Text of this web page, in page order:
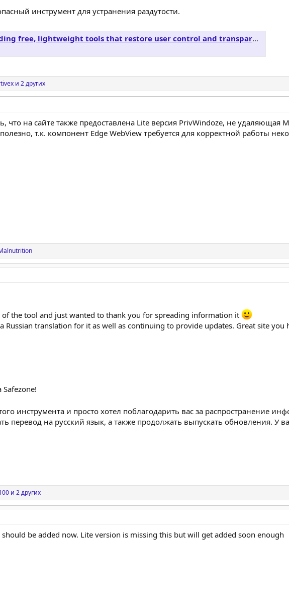
инструмент для устранения раздутости.
free, lightweight tools that restore user control and transparency on Windows.
и 2 других
что на сайте также предоставлена Lite версия PrivWindoze, не удаляющая
т.к. компонент Edge WebView требуется для корректной работы
the tool and just wanted to thank you for spreading information it
Russian translation for it as well as continuing to provide updates. Great site you
инструмента и просто хотел поблагодарить вас за распространение
перевод на русский язык, а также продолжать выпускать обновления. У
и 2 других
should be added now. Lite version is missing this but will get added soon enough